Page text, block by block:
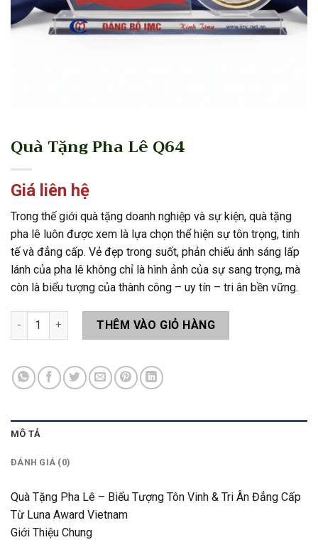
Quà Tặng Pha Lê Q64
Giá liên hệ
Trong thế giới quà tặng doanh nghiệp và sự kiện, quà tặng
pha lê luôn được xem là lựa chọn thể hiện sự tôn trọng, tinh
tế và đẳng cấp. Vẻ đẹp trong suốt, phản chiếu ánh sáng lấp
lánh của pha lê không chỉ là hình ảnh của sự sang trọng, mà
còn là biểu tượng của thành công – uy tín – tri ân bền vững.
Quà Tặng Pha Lê Q64 số lượng
THÊM VÀO GIỎ HÀNG
MÔ TẢ
ĐÁNH GIÁ (0)
Quà Tặng Pha Lê – Biểu Tượng Tôn Vinh & Tri Ân Đẳng Cấp
Từ Luna Award Vietnam
Giới Thiệu Chung